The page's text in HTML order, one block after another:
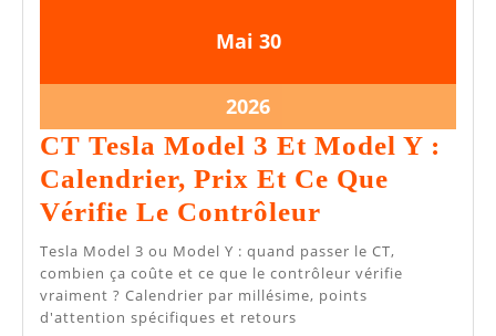
Mai30
2026
3030
202630
mai
2026
CT Tesla Model 3 Et Model Y :
Calendrier, Prix Et Ce Que
Vérifie Le Contrôleur
Tesla
Model
3
Tesla Model 3 ou Model Y : quand passer le CT,
combien ça coûte et ce que le contrôleur vérifie
vraiment ? Calendrier par millésime, points
d'attention spécifiques et retours